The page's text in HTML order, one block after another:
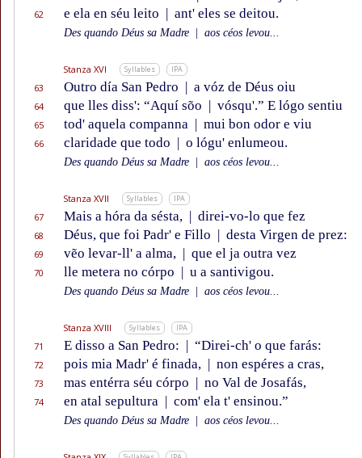
62 e ela en séu leito | ant' eles se deitou.
Des quando Déus sa Madre aos céos levou...
Stanza XVI Syllables IPA
63 Outro día San Pedro | a vóz de Déus oiu
64 que lles diss': “Aquí sõo | vósqu'.” E lógo sentiu
65 tod' aquela companna | mui bon odor e viu
66 claridade que todo | o lógu' enlumeou.
Des quando Déus sa Madre aos céos levou...
Stanza XVII Syllables IPA
67 Mais a hóra da sésta, | direi-vo-lo que fez
68 Déus, que foi Padr' e Fillo | desta Virgen de prez:
69 vẽo levar-ll' a alma, | que el ja outra vez
70 lle metera no córpo | u a santivigou.
Des quando Déus sa Madre aos céos levou...
Stanza XVIII Syllables IPA
71 E disso a San Pedro: | “Direi-ch' o que farás:
72 pois mia Madr' é finada, | non espéres a cras,
73 mas entérra séu córpo | no Val de Josafás,
74 en atal sepultura | com' ela t' ensinou.”
Des quando Déus sa Madre aos céos levou...